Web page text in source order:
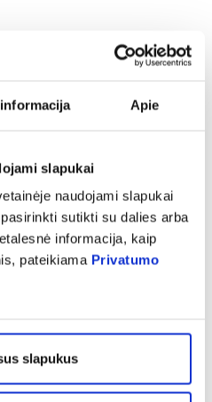
Apie
slapukai
naudojami slapukai
sutikti su dalies arba
informacija, kaip
pateikiama Privatumo
slapukus
sąlygų nereikia.
laikui pasibaigus, šio
Vaistas tinkamas vartoti iki
dienos.
į kanalizaciją arba su
išmesti nereikalingus
Šios priemonės
informacija
biotinas. Kiekvienoje